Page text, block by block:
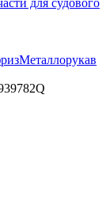
Металлорукав